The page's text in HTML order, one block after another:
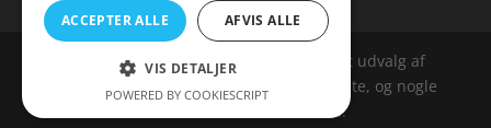
Amare.dk er siden, der samler et bredt udvalg af
spændende varer. Siden er et affailiatesite, og nogle
links kan være affialitelinks.
ACCEPTER ALLE AFVIS ALLE
VIS DETALJER
POWERED BY COOKIESCRIPT